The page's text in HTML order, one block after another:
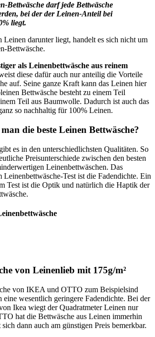
Bettwäsche darf jede Bettwäsche
bei der der Leinen-Anteil bei
liegt.
Leinen darunter liegt, handelt es sich nicht um
Bettwäsche.
als Leinenbettwäsche aus reinem
diese dafür auch nur anteilig die Vorteile
auf. Seine ganze Kraft kann das Leinen hier
Bettwäsche besteht zu einem Teil
Teil aus Baumwolle. Dadurch ist auch das
so nachhaltig für 100% Leinen.
die beste Leinen Bettwäsche?
es in den unterschiedlichsten Qualitäten. So
Preisunterschiede zwischen den besten
Leinenbettwäschen. Das
Test ist die Fadendichte. Ein
Test ist die Optik und natürlich die Haptik der
von Leinenlieb mit 175g/m²
von IKEA und OTTO zum Beispielsind
eine wesentlich geringere Fadendichte. Bei der
Ikea wiegt der Quadratmeter Leinen nur
hat die Bettwäsche aus Leinen immerhin
dann auch am günstigen Preis bemerkbar.